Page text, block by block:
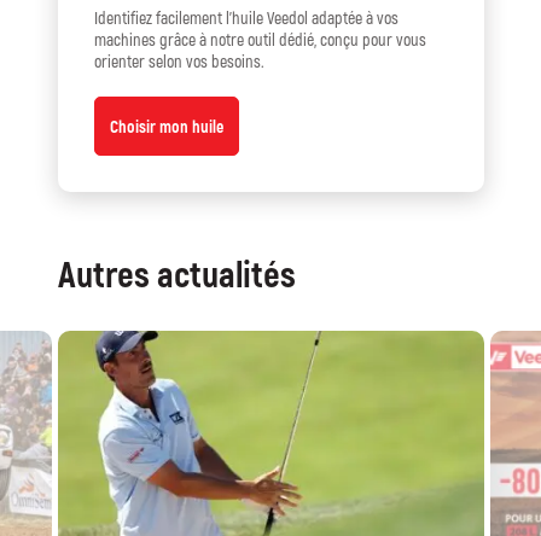
Identifiez facilement l’huile Veedol adaptée à vos
machines grâce à notre outil dédié, conçu pour vous
orienter selon vos besoins.
Choisir mon huile
Autres actualités